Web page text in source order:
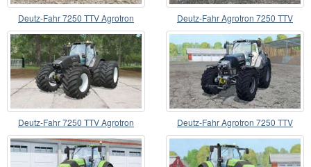
Deutz-Fahr 7250 TTV Agrotron
Deutz-Fahr Agrotron 7250 TTV
warrior v3.0
Deutz-Fahr 7250 TTV Agrotron Deutz-Fahr Agrotron 7250 TTV